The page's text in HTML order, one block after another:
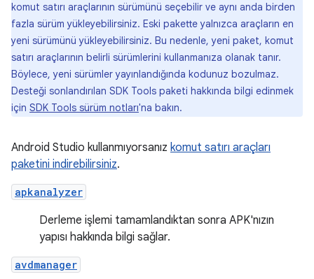
komut satırı araçlarının sürümünü seçebilir ve aynı anda birden
fazla sürüm yükleyebilirsiniz. Eski pakette yalnızca araçların en
yeni sürümünü yükleyebilirsiniz. Bu nedenle, yeni paket, komut
satırı araçlarının belirli sürümlerini kullanmanıza olanak tanır.
Böylece, yeni sürümler yayınlandığında kodunuz bozulmaz.
Desteği sonlandırılan SDK Tools paketi hakkında bilgi edinmek
için SDK Tools sürüm notları'na bakın.
Android Studio kullanmıyorsanız komut satırı araçları
paketini indirebilirsiniz.
apkanalyzer
Derleme işlemi tamamlandıktan sonra APK'nızın
yapısı hakkında bilgi sağlar.
avdmanager